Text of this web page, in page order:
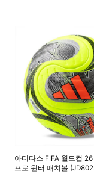
아디다스 FIFA 월드컵
프로 윈터 매치볼